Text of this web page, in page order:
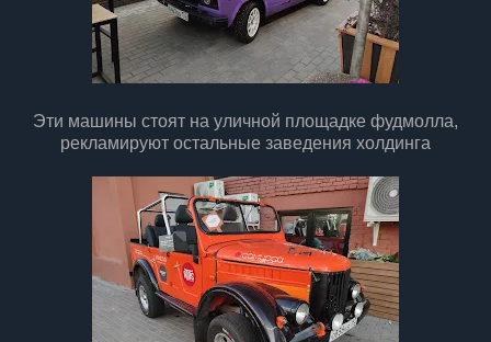
Эти машины стоят на уличной площадке фудмолла,
рекламируют остальные заведения холдинга